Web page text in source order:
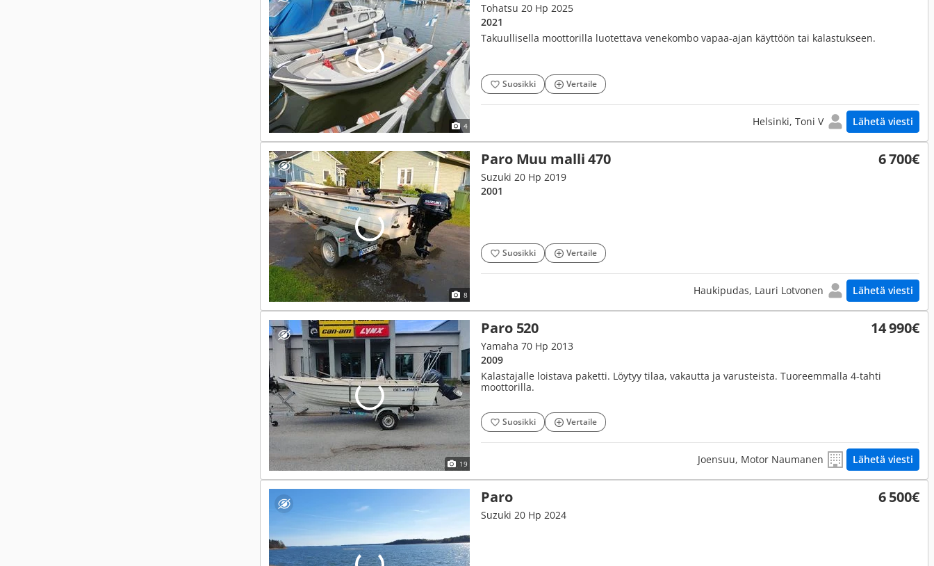
4
Tohatsu 20 Hp 2025
2021
Takuullisella moottorilla luotettava venekombo vapaa-ajan käyttöön tai kalastukseen.
Suosikki Vertaile
Helsinki, Toni V Lähetä viesti
8
Paro Muu malli 470 6 700€
Suzuki 20 Hp 2019
2001
Suosikki Vertaile
Haukipudas, Lauri Lotvonen Lähetä viesti
19
Paro 520 14 990€
Yamaha 70 Hp 2013
2009
Kalastajalle loistava paketti. Löytyy tilaa, vakautta ja varusteista. Tuoreemmalla 4-tahti
moottorilla.
Suosikki Vertaile
Joensuu, Motor Naumanen Lähetä viesti
Paro 6 500€
Suzuki 20 Hp 2024